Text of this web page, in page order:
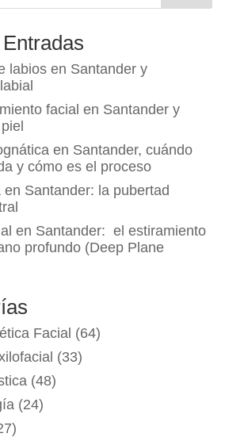
labios en Santander y
facial en Santander y
en Santander, cuándo
y cómo es el proceso
en Santander: la pubertad
en Santander: el estiramiento
profundo (Deep Plane
Facial (64)
(33)
(48)
(24)